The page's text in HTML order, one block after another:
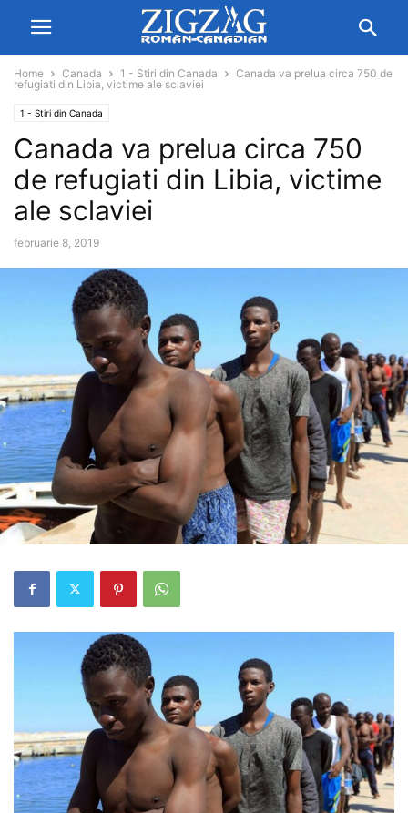
Home Canada 1 - Stiri din Canada
Canada va prelua circa 750 de
refugiati din Libia, victime ale sclaviei
1 - Stiri din Canada
Canada va prelua circa 750
de refugiati din Libia, victime
ale sclaviei
februarie 8, 2019